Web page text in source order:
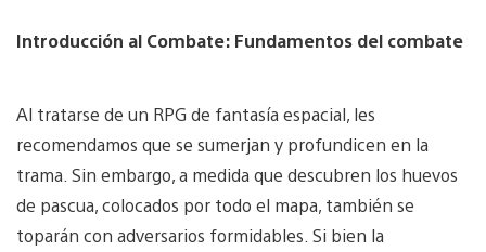
Introducción al Combate: Fundamentos del combate
Al tratarse de un RPG de fantasía espacial, les
recomendamos que se sumerjan y profundicen en la
trama. Sin embargo, a medida que descubren los huevos
de pascua, colocados por todo el mapa, también se
toparán con adversarios formidables. Si bien la